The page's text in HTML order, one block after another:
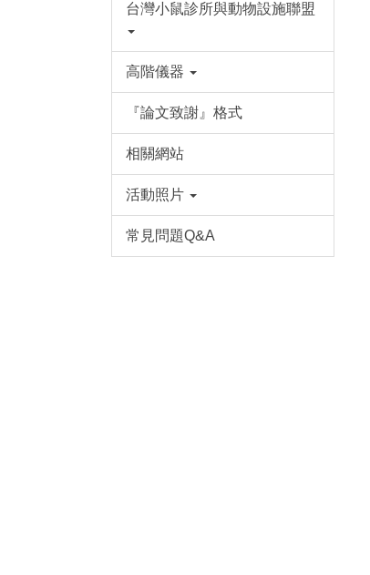
台灣小鼠診所與動物設施聯盟
高階儀器
『論文致謝』格式
相關網站
活動照片
常見問題Q&A